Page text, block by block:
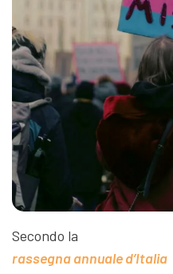
Secondo la
rassegna annuale d’Italia